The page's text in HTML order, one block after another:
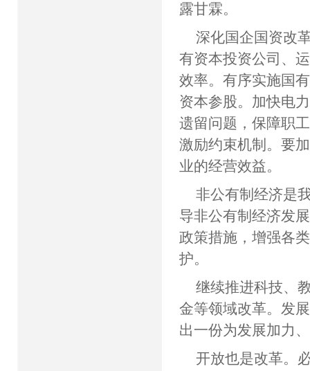
露甘霖。
深化国企国资改
有资本投资公司、
效率。有序实施国
资本参股。加快电
遗留问题，保障职
激励约束机制。要
业的经营效益。
非公有制经济是
导非公有制经济发
政策措施，增强各
护。
继续推进科技、
金等领域改革。发
出一份为发展加力
开放也是改革。